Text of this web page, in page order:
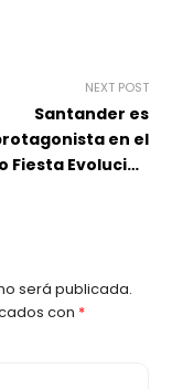
NEXT POST
Santander es
en el
Fiesta Evolución
será publicada.
con *